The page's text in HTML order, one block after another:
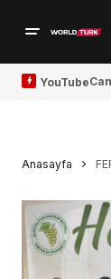
YouTube
Anasayfa